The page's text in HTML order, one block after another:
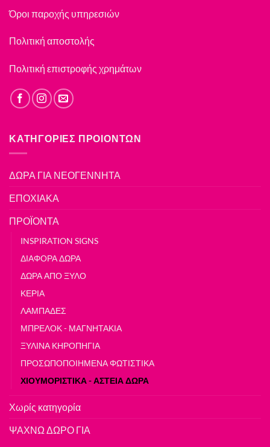
Όροι παροχής υπηρεσιών
Πολιτική αποστολής
Πολιτική επιστροφής χρημάτων
ΚΑΤΗΓΟΡΙΕΣ ΠΡΟΙΟΝΤΩΝ
ΔΩΡΑ ΓΙΑ ΝΕΟΓΕΝΝΗΤΑ
ΕΠΟΧΙΑΚΑ
ΠΡΟΪΟΝΤΑ
INSPIRATION SIGNS
ΔΙΑΦΟΡΑ ΔΩΡΑ
ΔΩΡΑ ΑΠΟ ΞΥΛΟ
ΚΕΡΙΑ
ΛΑΜΠΑΔΕΣ
ΜΠΡΕΛΟΚ - ΜΑΓΝΗΤΑΚΙΑ
ΞΥΛΙΝΑ ΚΗΡΟΠΗΓΙΑ
ΠΡΟΣΩΠΟΠΟΙΗΜΕΝΑ ΦΩΤΙΣΤΙΚΑ
ΧΙΟΥΜΟΡΙΣΤΙΚΑ - ΑΣΤΕΙΑ ΔΩΡΑ
Χωρίς κατηγορία
ΨΑΧΝΩ ΔΩΡΟ ΓΙΑ